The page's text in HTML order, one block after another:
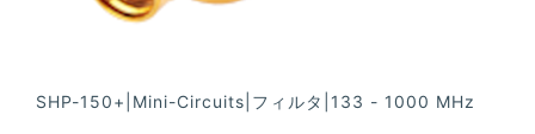
SHP-150+|Mini-Circuits|フィルタ|133 - 1000 MHz